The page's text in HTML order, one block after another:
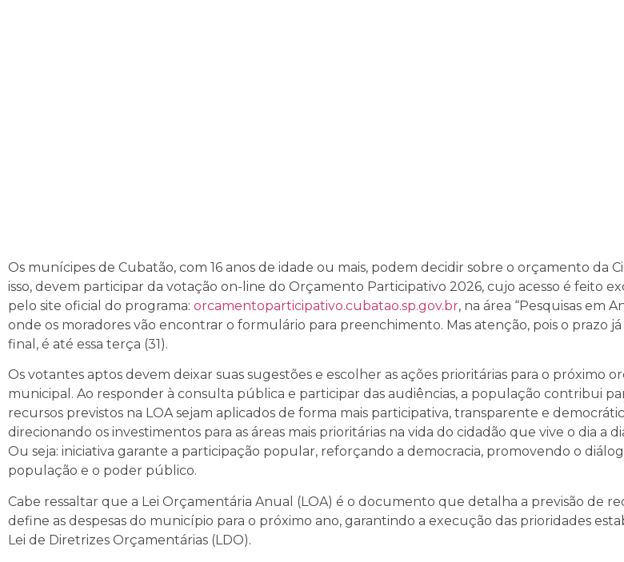
Os munícipes de Cubatão, com 16 anos de idade ou mais, podem decidir sobre o orçamento da
isso, devem participar da votação on-line do Orçamento Participativo 2026, cujo acesso é feito
pelo site oficial do programa: orcamentoparticipativo.cubatao.sp.gov.br, na área “Pesquisas em
onde os moradores vão encontrar o formulário para preenchimento. Mas atenção, pois o prazo
final, é até essa terça (31).
Os votantes aptos devem deixar suas sugestões e escolher as ações prioritárias para o próximo
municipal. Ao responder à consulta pública e participar das audiências, a população contribui
recursos previstos na LOA sejam aplicados de forma mais participativa, transparente e
direcionando os investimentos para as áreas mais prioritárias na vida do cidadão que vive o dia a
Ou seja: iniciativa garante a participação popular, reforçando a democracia, promovendo o
população e o poder público.
Cabe ressaltar que a Lei Orçamentária Anual (LOA) é o documento que detalha a previsão de
define as despesas do município para o próximo ano, garantindo a execução das prioridades
Lei de Diretrizes Orçamentárias (LDO).